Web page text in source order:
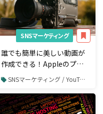
SNSマーケティング
誰でも簡単に美しい動画が
作成できる！Appleのプレ
ゼンテーションソフ
ト"Keynote"でマーケティ
ング動画を作ろう
SNSマーケティング / YouTube